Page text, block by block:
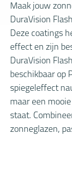
Maak jouw
DuraVision
Deze coatings
effect en zijn
DuraVision
beschikbaar op
spiegeleffect
maar een
staat.
zonneglazen,